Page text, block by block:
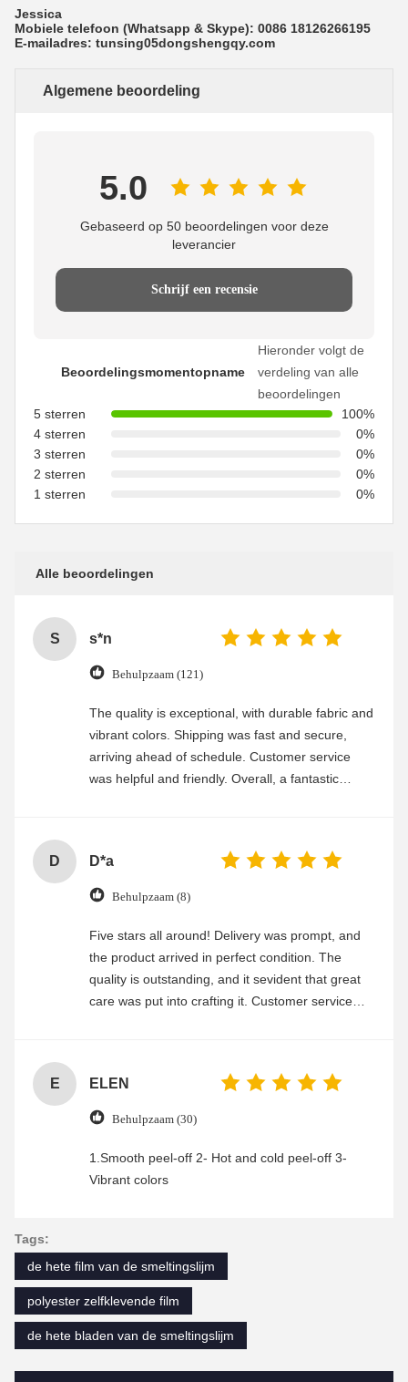
Jessica
Mobiele telefoon (Whatsapp & Skype): 0086 18126266195
E-mailadres: tunsing05dongshengqy.com
Algemene beoordeling
5.0
Gebaseerd op 50 beoordelingen voor deze
leverancier
Schrijf een recensie
Beoordelingsmomentopname
Hieronder volgt de
verdeling van alle
beoordelingen
5 sterren
100%
4 sterren
0%
3 sterren
0%
2 sterren
0%
1 sterren
0%
Alle beoordelingen
S s*n
Behulpzaam (121)
The quality is exceptional, with durable fabric and
vibrant colors. Shipping was fast and secure,
arriving ahead of schedule. Customer service
was helpful and friendly. Overall, a fantastic
D D*a
Behulpzaam (8)
Five stars all around! Delivery was prompt, and
the product arrived in perfect condition. The
quality is outstanding, and it sevident that great
care was put into crafting it. Customer service
E ELEN
Behulpzaam (30)
1.Smooth peel-off 2- Hot and cold peel-off 3-
Vibrant colors
Tags:
de hete film van de smeltingslijm
polyester zelfklevende film
de hete bladen van de smeltingslijm